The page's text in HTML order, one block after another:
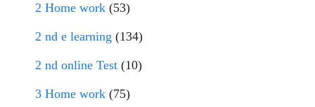
2 Home work (53)
2 nd e learning (134)
2 nd online Test (10)
3 Home work (75)